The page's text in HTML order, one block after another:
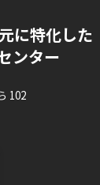
に特化した
ンター
102